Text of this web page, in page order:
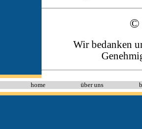
©
Wir bedanken
home über uns